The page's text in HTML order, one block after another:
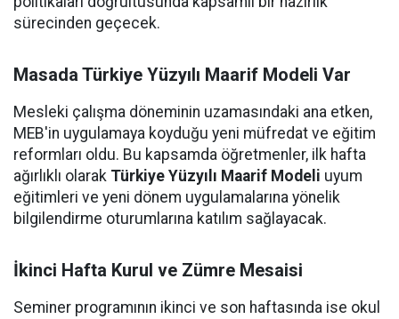
sürecinden geçecek.
Masada Türkiye Yüzyılı Maarif Modeli Var
Mesleki çalışma döneminin uzamasındaki ana etken,
MEB'in uygulamaya koyduğu yeni müfredat ve eğitim
reformları oldu. Bu kapsamda öğretmenler, ilk hafta
ağırlıklı olarak Türkiye Yüzyılı Maarif Modeli uyum
eğitimleri ve yeni dönem uygulamalarına yönelik
bilgilendirme oturumlarına katılım sağlayacak.
İkinci Hafta Kurul ve Zümre Mesaisi
Seminer programının ikinci ve son haftasında ise okul